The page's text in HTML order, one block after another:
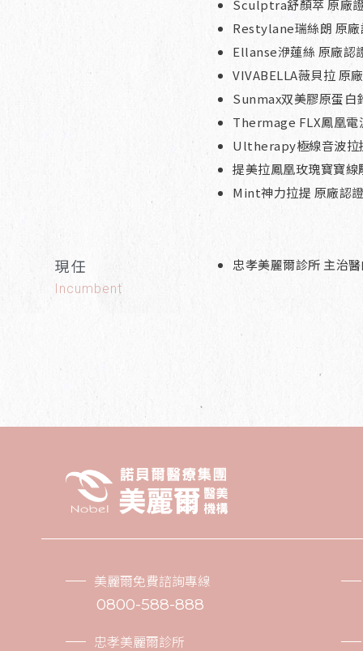
Sculptra舒顏萃 原廠
Restylane瑞絲朗 原廠
Ellanse洢蓮絲 原廠認
VIVABELLA薇貝拉 原
Sunmax双美膠原蛋白
Thermage FLX鳳凰電
Ultherapy極線音波拉
提美拉鳳凰玫瑰寶寶線
Mint神力拉提 原廠認
現任
Incumbent
忠孝美麗爾診所 主治
美麗爾免費諮詢專線
0800-588-888
忠孝美麗爾診所